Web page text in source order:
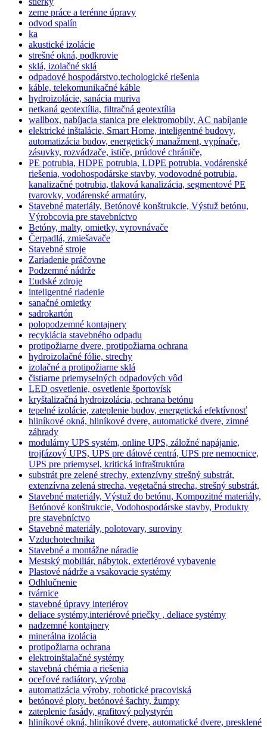
zeme práce a terénne úpravy
odvod spalín
ka
akustické izolácie
strešné okná, podkrovie
sklá, izolačné sklá
odpadové hospodárstvo,techologické riešenia
káble, telekomunikačné káble
hydroizolácie, sanácia muriva
netkaná geotextília, filtračná geotextília
wallbox, nabíjacia stanica pre elektromobily, AC nabíjanie
elektrické inštalácie, Smart Home, inteligentné budovy,
automatizácia budov, energetický manažment, vypínače,
zásuvky, rozvádzače, ističe, prúdové chrániče,
PE potrubia, HDPE potrubia, LDPE potrubia, vodárenské
riešenia, vodohospodárske stavby, vodovodné potrubia,
kanalizačné potrubia, tlaková kanalizácia, segmentové PE
tvarovky, vodárenské armatúry,
Stavebné materiály, Betónové konštrukcie, Výstuž betónu,
Výrobcovia pre stavebníctvo
Betóny, malty, omietky, vyrovnávače
Čerpadlá, zmiešavače
Stavebné stroje
Zariadenie práčovne
Podzemné nádrže
Ľudské zdroje
inteligentné riadenie
sanačné omietky
sadrokartón
polopodzemné kontajnery
recyklácia stavebného odpadu
protipožiarne dvere, protipožiarna ochrana
hydroizolačné fólie, strechy
izolačné a protipožiarne sklá
čistiarne priemyselných odpadových vôd
LED osvetlenie, osvetlenie športovísk
kryštalizačná hydroizolácia, ochrana betónu
tepelné izolácie, zateplenie budov, energetická efektívnosť
hliníkové okná, hliníkové dvere, automatické dvere, zimné
záhrady
modulárny UPS systém, online UPS, záložné napájanie,
trojfázový UPS, UPS pre dátové centrá, UPS pre nemocnice,
UPS pre priemysel, kritická infraštruktúra
substrát pre zelené strechy, extenzívny strešný substrát,
extenzívna zelená strecha, vegetačná strecha, strešný substrát,
Stavebné materiály, Výstuž do betónu, Kompozitné materiály,
Betónové konštrukcie, Vodohospodárske stavby, Produkty
pre stavebníctvo
Stavebné materiály, polotovary, suroviny
Vzduchotechnika
Stavebné a montážne náradie
Mestský mobiliár, nábytok, exteriérové vybavenie
Plastové nádrže a vsakovacie systémy
Odhlučnenie
tvárnice
stavebné úpravy interiérov
deliace systémy,interiérové priečky , deliace systémy
nadzemné kontajnery
minerálna izolácia
protipožiarna ochrana
elektroinštalačné systémy
stavebná chémia a riešenia
oceľové radiátory, výroba
automatizácia výroby, robotické pracoviská
betónové ploty. betónové šachty, žumpy
zateplenie fasády, grafitový polystyrén
hliníkové okná, hliníkové dvere, automatické dvere, presklené